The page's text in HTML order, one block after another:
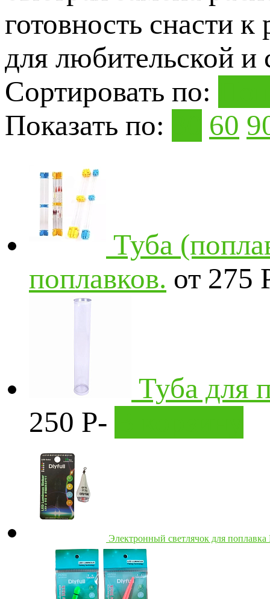
готовность снасти
для любительской и
Сортировать по:
Показать по:
60
Туба
поплавков. от 275
Туба для
250 Р-
Электронный светлячок для поплавка